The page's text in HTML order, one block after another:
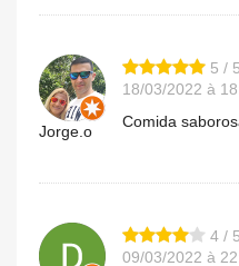
Jorge.o
5 / 5
18/03/2022 à
Comida
4 / 5
09/03/2022 à